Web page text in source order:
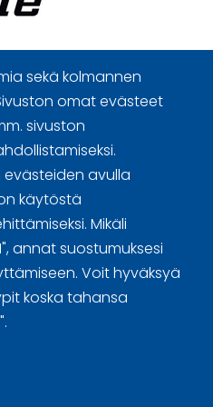
sekä kolmannen
omat evästeet
sivuston
avulla
käytöstä
Mikäli
annat suostumuksesi
Voit hyväksyä
koska tahansa
käyttöoikeudet